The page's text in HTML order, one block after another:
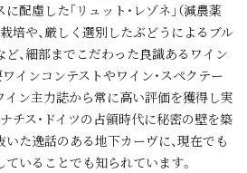
配慮した｢リュット・レゾネ｣（減農薬
培や、厳しく選別したぶどうによるブル
、細部までこだわった良識あるワイン
インコンテストやワイン・スペクテー
イン主力誌から常に高い評価を獲得し実
チス・ドイツの占領時代に秘密の壁を築
た逸話のある地下カーヴに、現在でも
いることでも知られています。